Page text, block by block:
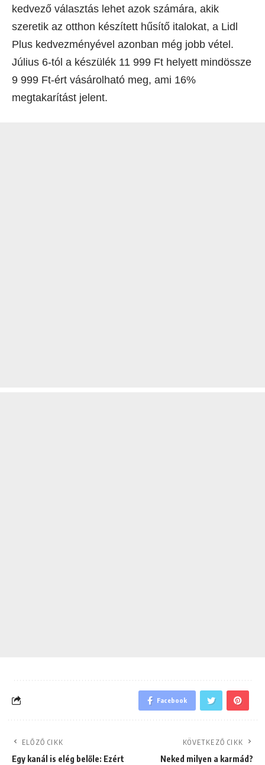
kedvező választás lehet azok számára, akik
szeretik az otthon készített hűsítő italokat, a Lidl
Plus kedvezményével azonban még jobb vétel.
Július 6-tól a készülék 11 999 Ft helyett mindössze
9 999 Ft-ért vásárolható meg, ami 16%
megtakarítást jelent.
Facebook
ELŐZŐ CIKK
Egy kanál is elég belőle: Ezért
KÖVETKEZŐ CIKK
Neked milyen a karmád?